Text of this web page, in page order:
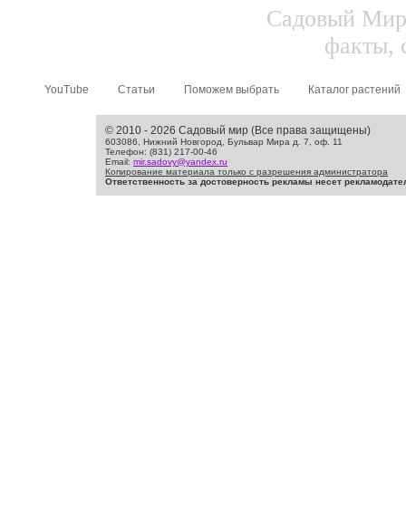
Садовый
факты,
YouTube Статьи Поможем выбрать Каталог растений
© 2010 - 2026 Садовый мир (Все права защищены)
603086, Нижний Новгород, Бульвар Мира д. 7, оф. 11
Телефон: (831) 217-00-46
Email: mir.sadovy@yandex.ru
Копирование материала только с разрешения администратора
Ответственность за достоверность рекламы несет